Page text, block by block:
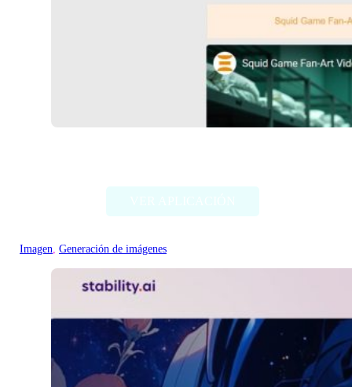
Imagen, Generación de imágenes